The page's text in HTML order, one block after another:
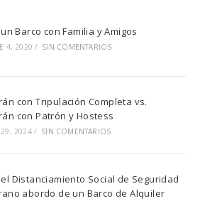
Barco con Familia y Amigos
4, 2020 / SIN COMENTARIOS
con Tripulación Completa vs.
con Patrón y Hostess
29, 2024 / SIN COMENTARIOS
Distanciamiento Social de Seguridad
abordo de un Barco de Alquiler